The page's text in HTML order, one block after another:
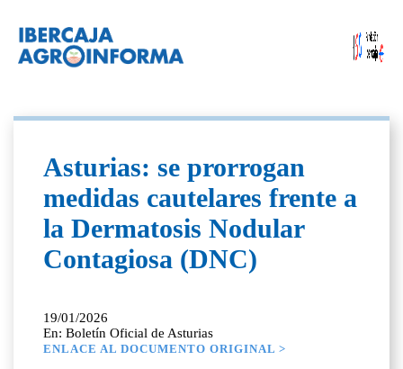
Asturias: se prorrogan
medidas cautelares frente a
la Dermatosis Nodular
Contagiosa (DNC)
19/01/2026
En: Boletín Oficial de Asturias
ENLACE AL DOCUMENTO ORIGINAL >